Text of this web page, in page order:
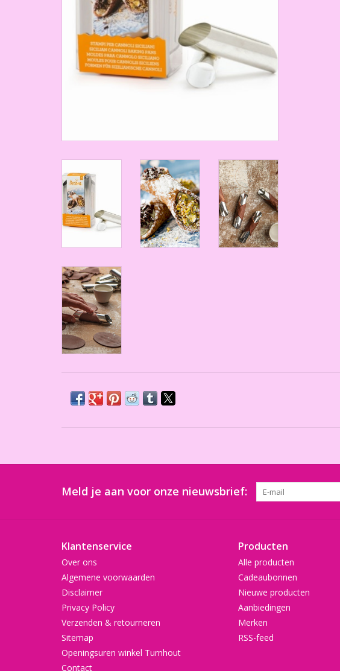
Meld je aan voor onze nieuwsbrief:
Klantenservice
Over ons
Algemene voorwaarden
Disclaimer
Privacy Policy
Verzenden & retourneren
Sitemap
Openingsuren winkel Turnhout
Contact
Producten
Alle producten
Cadeaubonnen
Nieuwe producten
Aanbiedingen
Merken
RSS-feed